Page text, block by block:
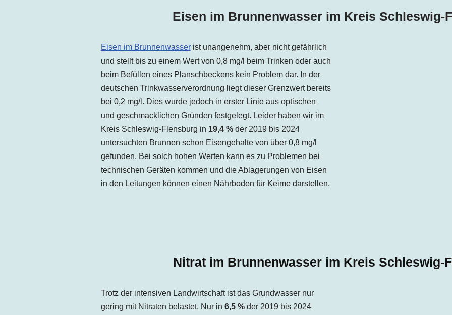
Eisen im Brunnenwasser im Kreis Schleswig-
Eisen im Brunnenwasserist unangenehm, aber nicht gefährlich
und stellt bis zu einem Wert von 0,8 mg/l beim Trinken oder auch
beim Befüllen eines Planschbeckens kein Problem dar. In der
deutschen Trinkwasserverordnung liegt dieser Grenzwert bereits
bei 0,2 mg/l. Dies wurde jedoch in erster Linie aus optischen
und geschmacklichen Gründen festgelegt. Leider haben wir im
Kreis Schleswig-Flensburg in 19,4 %der 2019 bis 2024
untersuchten Brunnen schon Eisengehalte von über 0,8 mg/l
gefunden. Bei solch hohen Werten kann es zu Problemen bei
technischen Geräten kommen und die Ablagerungen von Eisen
in den Leitungen können einen Nährboden für Keime darstellen.
Nitrat im Brunnenwasser im Kreis Schleswig-
Trotz der intensiven Landwirtschaft ist das Grundwasser nur
gering mit Nitraten belastet. Nur in 6,5%der 2019 bis 2024